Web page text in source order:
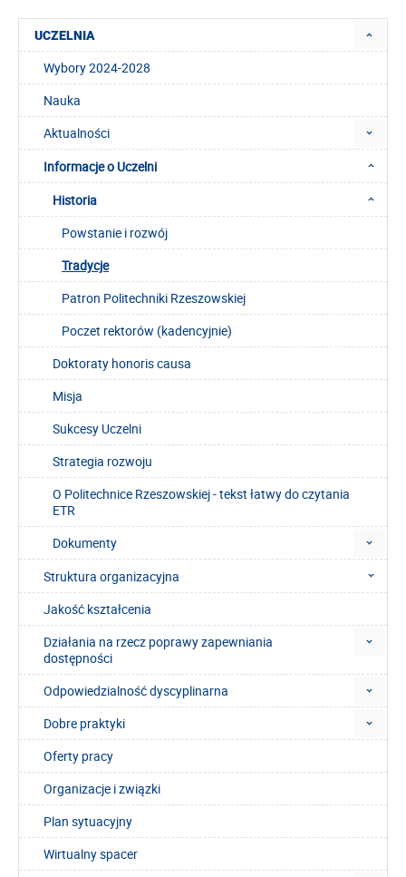
UCZELNIA
Wybory 2024-2028
Nauka
Aktualności
Informacje o Uczelni
Historia
Powstanie i rozwój
Tradycje
Patron Politechniki Rzeszowskiej
Poczet rektorów (kadencyjnie)
Doktoraty honoris causa
Misja
Sukcesy Uczelni
Strategia rozwoju
O Politechnice Rzeszowskiej - tekst łatwy do czytania
ETR
Dokumenty
Struktura organizacyjna
Jakość kształcenia
Działania na rzecz poprawy zapewniania
dostępności
Odpowiedzialność dyscyplinarna
Dobre praktyki
Oferty pracy
Organizacje i związki
Plan sytuacyjny
Wirtualny spacer